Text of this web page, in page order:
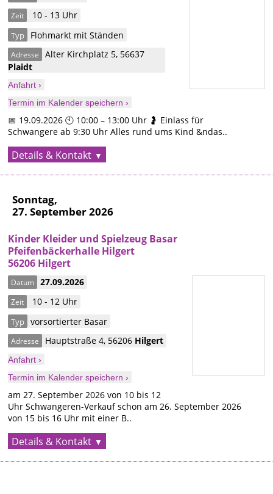
Zeit 10 - 13 Uhr
Typ Flohmarkt mit Ständen
Adresse Alter Kirchplatz 5, 56637
Plaidt
Anfahrt ›
Termin im Kalender speichern ›
📅 19.09.2026 🕙 10:00 – 13:00 Uhr 🤰 Einlass für
Schwangere ab 9:30 Uhr Alles rund ums Kind &ndas..
Details & Kontakt
Sonntag,
27. September 2026
Kinder Kleider und Spielzeug Basar
Pfeifenbäckerhalle Hilgert
56206 Hilgert
Datum 27.09.2026
Zeit 10 - 12 Uhr
Typ vorsortierter Basar
Adresse Hauptstraße 4, 56206 Hilgert
Anfahrt ›
Termin im Kalender speichern ›
am 27. September 2026 von 10 bis 12
Uhr Schwangeren-Verkauf schon am 26. September 2026
von 15 bis 16 Uhr mit einer B..
Details & Kontakt